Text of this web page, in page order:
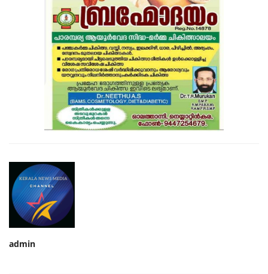
admin